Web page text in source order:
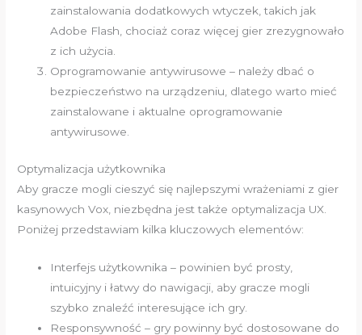
zainstalowania dodatkowych wtyczek, takich jak
Adobe Flash, chociaż coraz więcej gier zrezygnowało
z ich użycia.
Oprogramowanie antywirusowe – należy dbać o
bezpieczeństwo na urządzeniu, dlatego warto mieć
zainstalowane i aktualne oprogramowanie
antywirusowe.
Optymalizacja użytkownika
Aby gracze mogli cieszyć się najlepszymi wrażeniami z gier
kasynowych Vox, niezbędna jest także optymalizacja UX.
Poniżej przedstawiam kilka kluczowych elementów:
Interfejs użytkownika – powinien być prosty,
intuicyjny i łatwy do nawigacji, aby gracze mogli
szybko znaleźć interesujące ich gry.
Responsywność – gry powinny być dostosowane do